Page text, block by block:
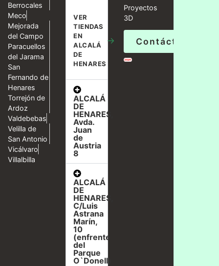
Berrocales
Meco
Mejorada
del Campo
Paracuellos
del Jarama
San
Fernando de
Henares
Torrejón de
Ardoz
Valdebebas
Velilla de
San Antonio
Vicálvaro
Villalbilla
VER
TIENDAS
EN
ALCALÁ
DE
HENARES
→
ALCALÁ
DE
HENARES,
Avda.
Juan
de
Austria
8
ALCALÁ
DE
HENARES,
C/Luis
Astrana
Marín,
10
(enfrente
del
Parque
O`Donell)
Proyectos
3D
Contáctanos